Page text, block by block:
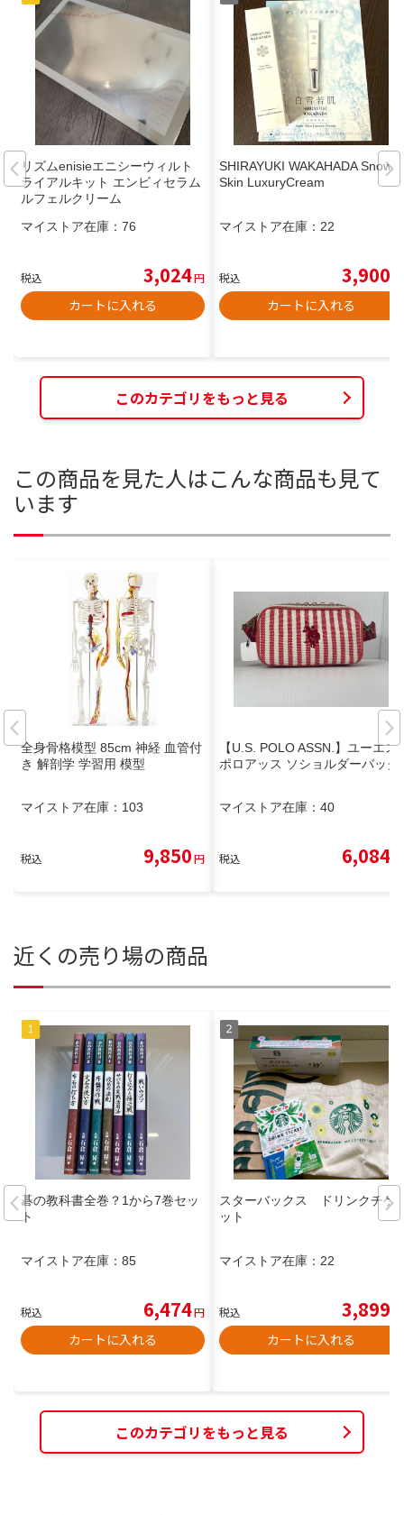
リズムenisieエニシーウィルト
ライアルキット エンビィセラム
ルフェルクリーム
マイストア在庫： 76
税込 3,024円
カートに入れる
SHIRAYUKI WAKAHADA Snow
Skin LuxuryCream
マイストア在庫： 22
税込 3,900
カートに入れる
このカテゴリをもっと見る
この商品を見た人はこんな商品も見て
います
全身骨格模型 85cm 神経 血管付
き 解剖学 学習用 模型
マイストア在庫： 103
税込 9,850円
【U.S. POLO ASSN.】ユーエス
ポロアッス ソショルダーバッグ
マイストア在庫： 40
税込 6,084
近くの売り場の商品
碁の教科書全巻？1から7巻セッ
ト
マイストア在庫： 85
税込 6,474円
カートに入れる
スターバックス ドリンクチケ
ット
マイストア在庫： 22
税込 3,899
カートに入れる
このカテゴリをもっと見る